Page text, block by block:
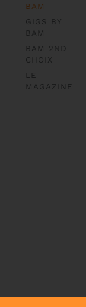
BAM
GIGS BY
BAM
BAM 2ND
CHOIX
LE
MAGAZINE